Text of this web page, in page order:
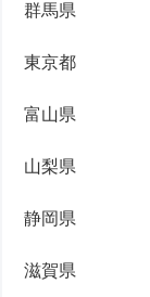
群馬県
東京都
富山県
山梨県
静岡県
滋賀県